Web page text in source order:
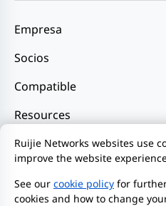
Empresa
Socios
Compatible
Resources
Contáctenos Feedback
Acuerdo de usuario del sitio
EU Data Act Notice
Iniciar
Ruijie Networks websites use
improve the website
See our cookie policy for
cookies and how to change